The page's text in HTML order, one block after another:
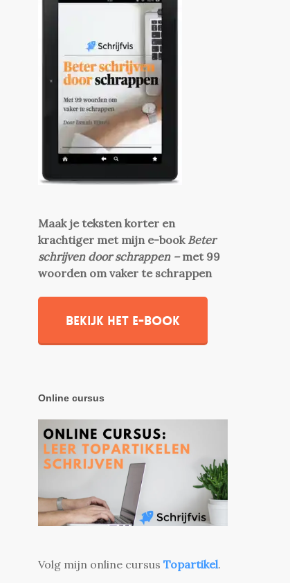
Maak je teksten korter en
krachtiger met mijn e-book Beter
schrijven door schrappen –met 99
woorden om vaker te schrappen
Bekijk het e-book
Online cursus
Volg mijn online cursusTopartikel.